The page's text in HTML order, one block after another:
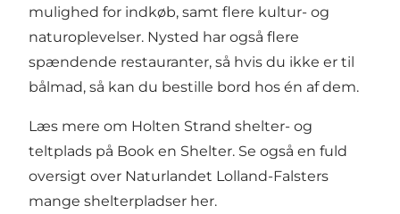
mulighed for indkøb, samt flere kultur- og
naturoplevelser. Nysted har også flere
spændende restauranter, så hvis du ikke er til
bålmad, så kan du bestille bord hos én af dem.
Læs mere om Holten Strand shelter- og
teltplads på Book en Shelter. Se også en fuld
oversigt over Naturlandet Lolland-Falsters
mange shelterpladser her.